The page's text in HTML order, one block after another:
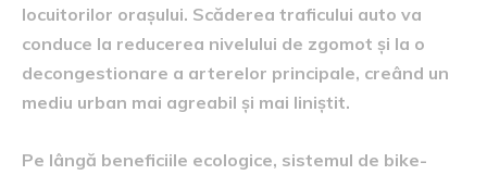
locuitorilor orașului. Scăderea traficului auto va
conduce la reducerea nivelului de zgomot și la o
decongestionare a arterelor principale, creând un
mediu urban mai agreabil și mai liniștit.
Pe lângă beneficiile ecologice, sistemul de bike-